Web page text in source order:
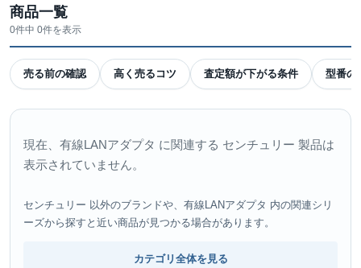
商品一覧
0件中 0件を表示
売る前の確認 高く売るコツ 査定額が下がる条件 型番の
現在、有線LANアダプタ に関連する センチュリー 製品は
表示されていません。
センチュリー 以外のブランドや、有線LANアダプタ 内の関連シリ
ーズから探すと近い商品が見つかる場合があります。
カテゴリ全体を見る